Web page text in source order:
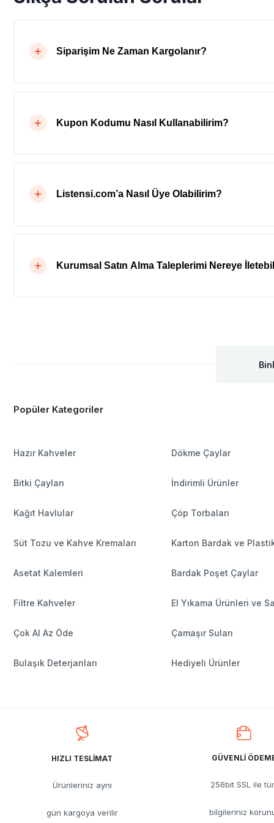
Siparişim Ne Zaman Kargolanır?
Kupon Kodumu Nasıl Kullanabilirim?
Listensi.com’a Nasıl Üye Olabilirim?
Kurumsal Satın Alma Taleplerimi Nereye
Popüler Kategoriler
Hazır Kahveler Dökme Çaylar
Bitki Çayları İndirimli Ürünler
Kağıt Havlular Çöp Torbaları
Süt Tozu ve Kahve Kremaları Karton Bardak ve
Asetat Kalemleri Bardak Poşet Çaylar
Filtre Kahveler El Yıkama Ürünleri ve
Çok Al Az Öde Çamaşır Suları
Bulaşık Deterjanları Hediyeli Ürünler
HIZLI TESLİMAT
Ürünleriniz aynı
gün kargoya verilir
GÜVENLİ
256bit SSL ile
bilgileriniz